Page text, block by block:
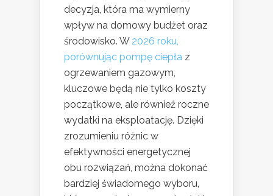
decyzja, która ma wymierny
wpływ na domowy budżet oraz
środowisko. W 2026 roku,
porównując pompę ciepła z
ogrzewaniem gazowym,
kluczowe będą nie tylko koszty
początkowe, ale również roczne
wydatki na eksploatację. Dzięki
zrozumieniu różnic w
efektywności energetycznej
obu rozwiązań, można dokonać
bardziej świadomego wyboru,